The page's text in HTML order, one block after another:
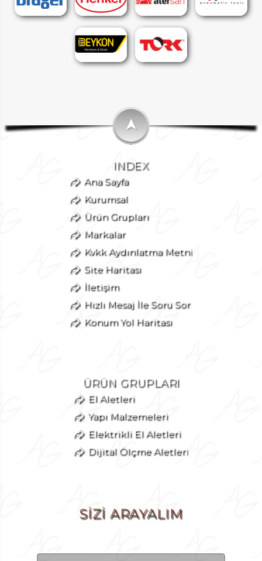
➤
INDEX
Ana Sayfa
Kurumsal
Ürün Grupları
Markalar
Kvkk Aydınlatma Metni
Site Haritası
İletişim
Hızlı Mesaj İle Soru Sor
Konum Yol Haritası
ÜRÜN GRUPLARI
El Aletleri
Yapı Malzemeleri
Elektrikli El Aletleri
Dijital Ölçme Aletleri
SİZİ ARAYALIM